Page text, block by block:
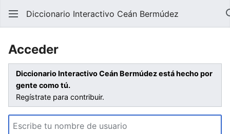
Diccionario Interactivo Ceán Bermúdez
Acceder
Diccionario Interactivo Ceán Bermúdez está hecho por
gente como tú.
Regístrate para contribuir.